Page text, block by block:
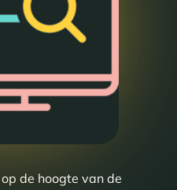
de hoogte van de